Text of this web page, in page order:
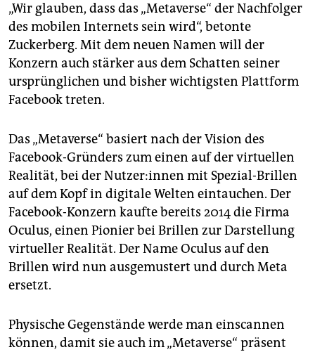
„Wir glauben, dass das „Metaverse“ der Nachfolger
des mobilen Internets sein wird“, betonte
Zuckerberg. Mit dem neuen Namen will der
Konzern auch stärker aus dem Schatten seiner
ursprünglichen und bisher wichtigsten Plattform
Facebook treten.
Das „Metaverse“ basiert nach der Vision des
Facebook-Gründers zum einen auf der virtuellen
Realität, bei der Nut­ze­r:in­nen mit Spezial-Brillen
auf dem Kopf in digitale Welten eintauchen. Der
Facebook-Konzern kaufte bereits 2014 die Firma
Oculus, einen Pionier bei Brillen zur Darstellung
virtueller Realität. Der Name Oculus auf den
Brillen wird nun ausgemustert und durch Meta
ersetzt.
Physische Gegenstände werde man einscannen
können, damit sie auch im „Metaverse“ präsent